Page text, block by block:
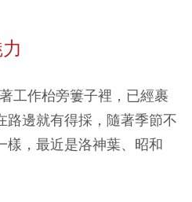
工作枱旁簍子裡，已經裹
路邊就有得採，隨著季節不
樣，最近是洛神葉、昭和